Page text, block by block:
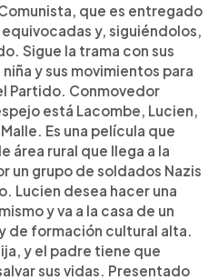
que es entregado
y, siguiéndolos,
Sigue la trama con sus
y sus movimientos para
Partido. Conmovedor
está Lacombe, Lucien,
Es una película que
área rural que llega a la
un grupo de soldados Nazis
Lucien desea hacer una
y va a la casa de un
de formación cultural alta.
y el padre tiene que
sus vidas. Presentado